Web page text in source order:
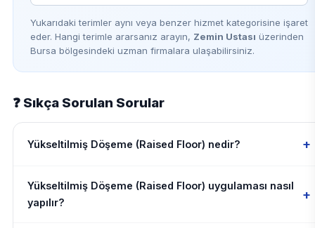
Yukarıdaki terimler aynı veya benzer hizmet kategorisine işaret
eder. Hangi terimle ararsanız arayın, Zemin Ustası üzerinden
Bursa bölgesindeki uzman firmalara ulaşabilirsiniz.
❓ Sıkça Sorulan Sorular
Yükseltilmiş Döşeme (Raised Floor) nedir? +
Yükseltilmiş Döşeme (Raised Floor) uygulaması nasıl
yapılır?
+